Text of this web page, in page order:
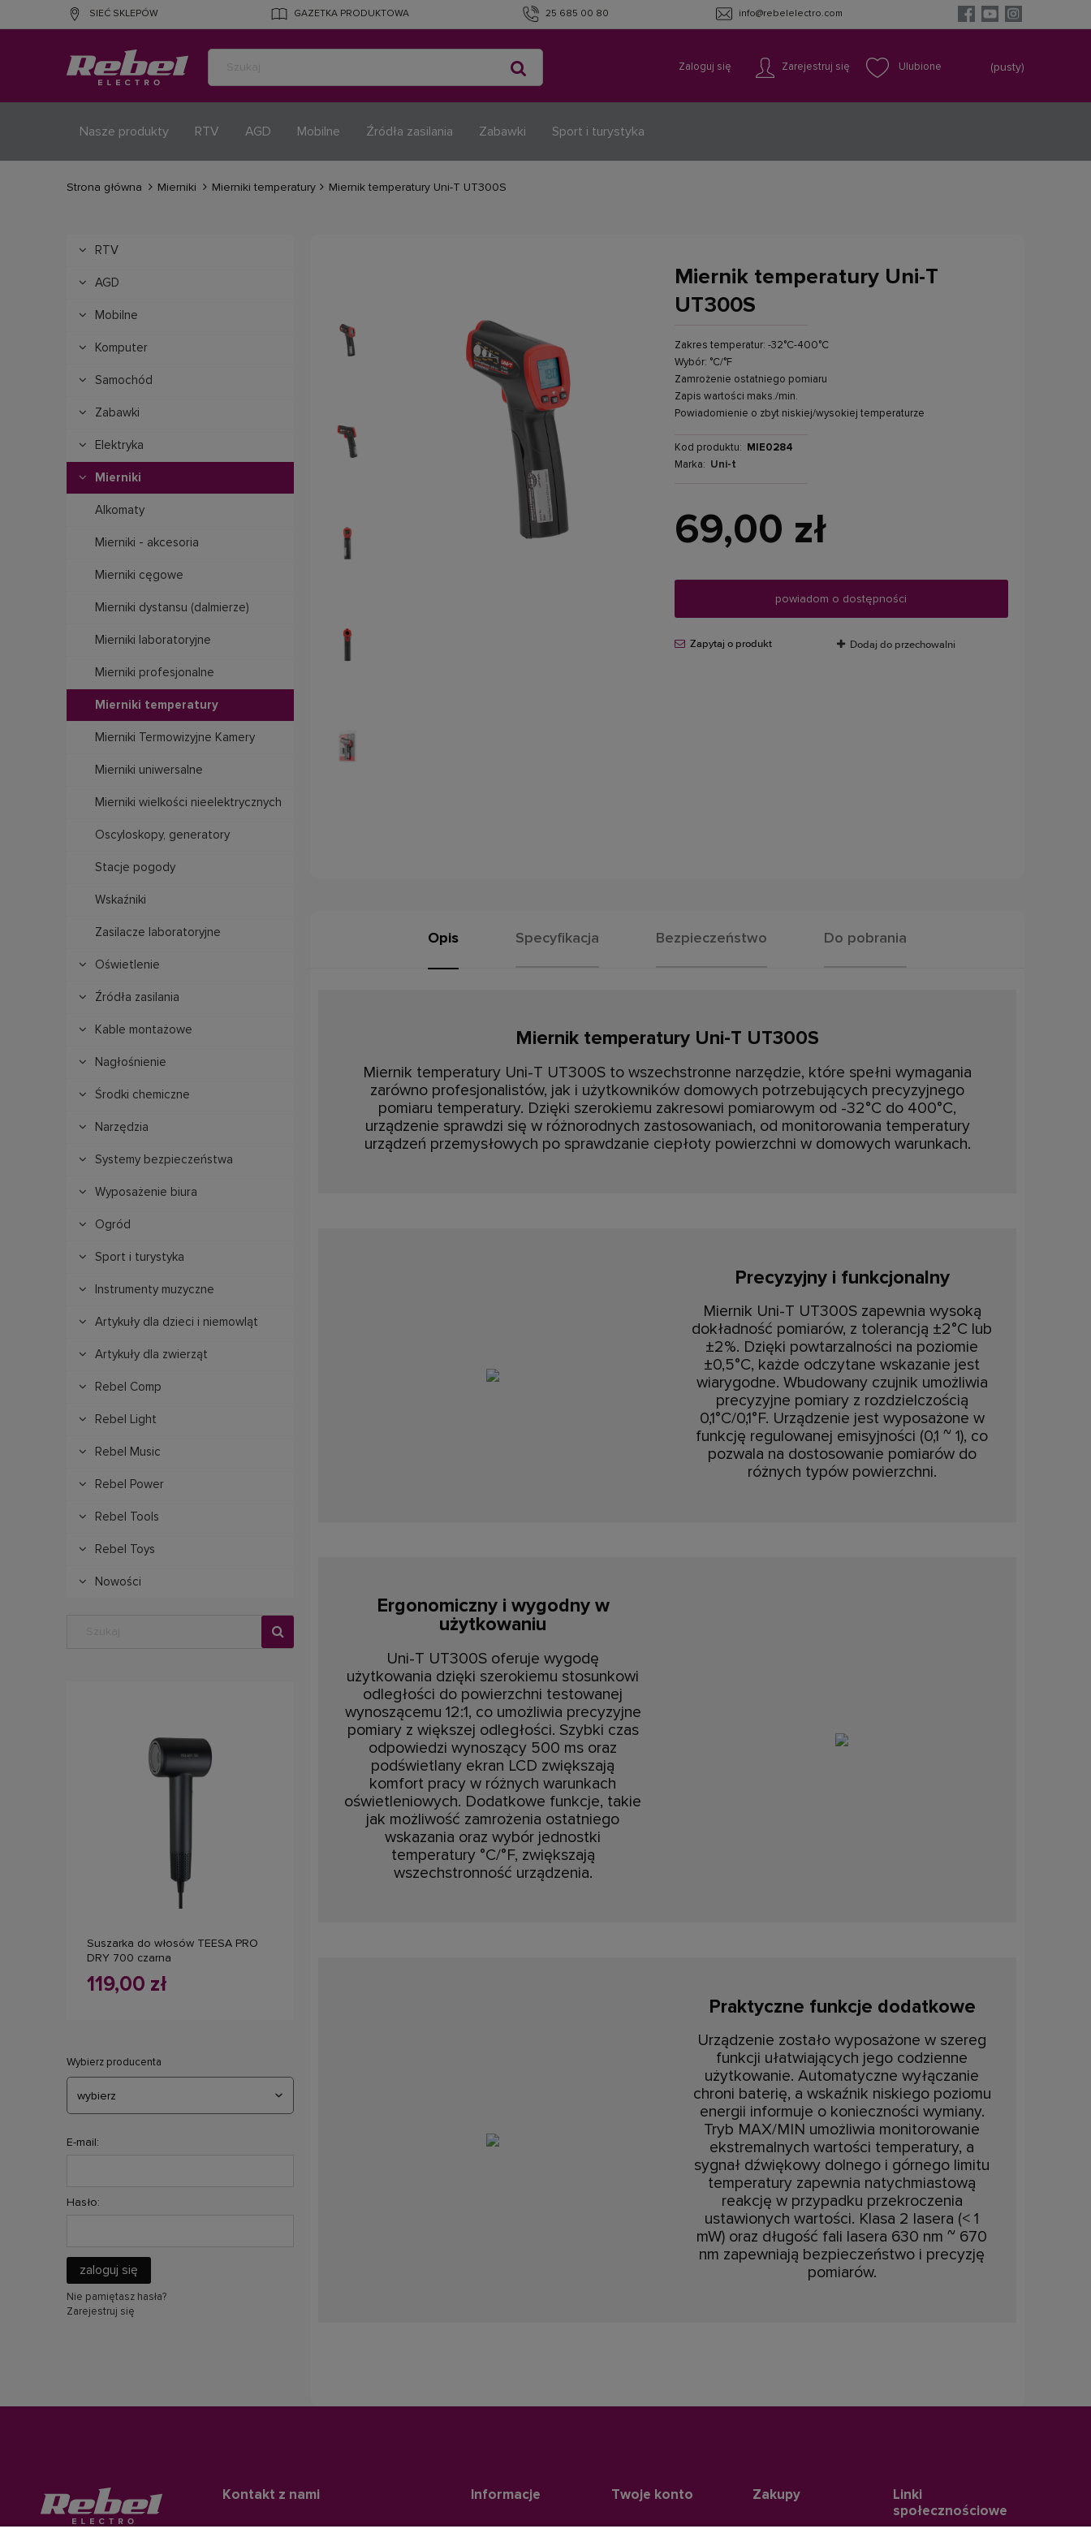
SIEĆ SKLEPÓW GAZETKA PRODUKTOWA 25 685 00 80 info@rebelelectro.com
Zarejestruj się
Zaloguj się (pusty)
Nasze produkty RTV AGD Mobilne Źródła zasilania Zabawki Sport i turystyka
Strona główna Mierniki Mierniki temperatury Miernik temperatury Uni-T UT300S
RTV
AGD
Mobilne
Komputer
Samochód
Zabawki
Elektryka
Mierniki
Alkomaty
Mierniki - akcesoria
Mierniki cęgowe
Mierniki dystansu (dalmierze)
Mierniki laboratoryjne
Mierniki profesjonalne
Mierniki temperatury
Mierniki Termowizyjne Kamery
Mierniki uniwersalne
Mierniki wielkości nieelektrycznych
Oscyloskopy, generatory
Stacje pogody
Wskaźniki
Zasilacze laboratoryjne
Oświetlenie
Źródła zasilania
Kable montażowe
Nagłośnienie
Środki chemiczne
Narzędzia
Systemy bezpieczeństwa
Wyposażenie biura
Ogród
Sport i turystyka
Instrumenty muzyczne
Artykuły dla dzieci i niemowląt
Artykuły dla zwierząt
Rebel Comp
Rebel Light
Rebel Music
Rebel Power
Rebel Tools
Rebel Toys
Nowości
Suszarka do włosów TEESA PRO
DRY 700 czarna
119,00 zł
do koszyka
Wybierz producenta
E-mail:
Hasło:
zaloguj się
Nie pamiętasz hasła?
Zarejestruj się
Miernik temperatury Uni-T
UT300S
Zakres temperatur: -32°C-400°C
Wybór: °C/°F
Zamrożenie ostatniego pomiaru
Zapis wartości maks./min.
Powiadomienie o zbyt niskiej/wysokiej temperaturze
Kod produktu:
MIE0284
Marka:
Uni-t
69,00 zł
powiadom o dostępności
Zapytaj o produkt Dodaj do przechowalni
Opis Specyfikacja Bezpieczeństwo Do pobrania
Miernik temperatury Uni-T UT300S
Miernik temperatury Uni-T UT300S to wszechstronne narzędzie, które spełni wymagania
zarówno profesjonalistów, jak i użytkowników domowych potrzebujących precyzyjnego
pomiaru temperatury. Dzięki szerokiemu zakresowi pomiarowym od -32°C do 400°C,
urządzenie sprawdzi się w różnorodnych zastosowaniach, od monitorowania temperatury
urządzeń przemysłowych po sprawdzanie ciepłoty powierzchni w domowych warunkach.
Precyzyjny i funkcjonalny
Miernik Uni-T UT300S zapewnia wysoką
dokładność pomiarów, z tolerancją ±2°C lub
±2%. Dzięki powtarzalności na poziomie
±0,5°C, każde odczytane wskazanie jest
wiarygodne. Wbudowany czujnik umożliwia
precyzyjne pomiary z rozdzielczością
0,1°C/0,1°F. Urządzenie jest wyposażone w
funkcję regulowanej emisyjności (0,1 ~ 1), co
pozwala na dostosowanie pomiarów do
różnych typów powierzchni.
Ergonomiczny i wygodny w
użytkowaniu
Uni-T UT300S oferuje wygodę
użytkowania dzięki szerokiemu stosunkowi
odległości do powierzchni testowanej
wynoszącemu 12:1, co umożliwia precyzyjne
pomiary z większej odległości. Szybki czas
odpowiedzi wynoszący 500 ms oraz
podświetlany ekran LCD zwiększają
komfort pracy w różnych warunkach
oświetleniowych. Dodatkowe funkcje, takie
jak możliwość zamrożenia ostatniego
wskazania oraz wybór jednostki
temperatury °C/°F, zwiększają
wszechstronność urządzenia.
Praktyczne funkcje dodatkowe
Urządzenie zostało wyposażone w szereg
funkcji ułatwiających jego codzienne
użytkowanie. Automatyczne wyłączanie
chroni baterię, a wskaźnik niskiego poziomu
energii informuje o konieczności wymiany.
Tryb MAX/MIN umożliwia monitorowanie
ekstremalnych wartości temperatury, a
sygnał dźwiękowy dolnego i górnego limitu
temperatury zapewnia natychmiastową
reakcję w przypadku przekroczenia
ustawionych wartości. Klasa 2 lasera (< 1
mW) oraz długość fali lasera 630 nm ~ 670
nm zapewniają bezpieczeństwo i precyzję
pomiarów.
Kontakt z nami Informacje Twoje konto Zakupy
Linki
społecznościowe